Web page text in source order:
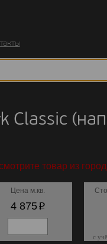
Classic
товар из
Цена м.кв.
4 875p
с